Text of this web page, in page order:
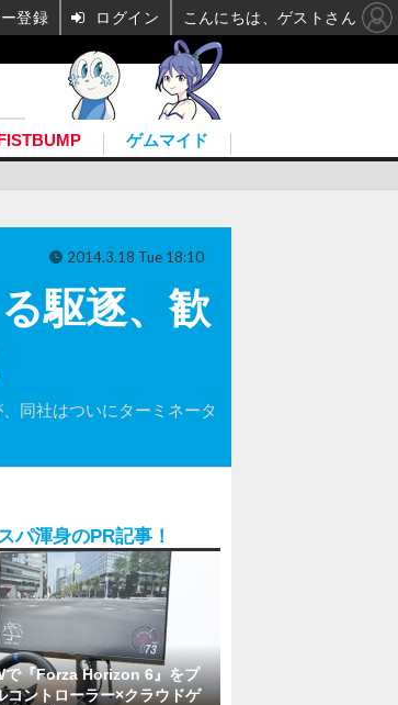
FISTBUMP ゲムマイド
駆逐、歓
同社はついにターミネータ
2014.3.18 Tue 18:10
パ渾身のPR記事！
で『Forza Horizon 6』をプ
コントローラー×クラウドゲ
登録 ログイン こんにちは、ゲストさん